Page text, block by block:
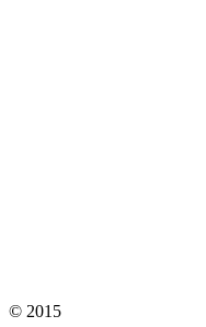
© 2015